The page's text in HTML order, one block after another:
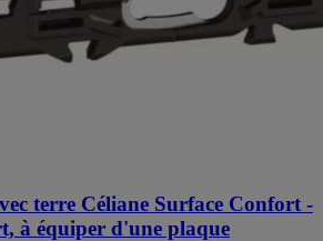
terre Céliane Surface Confort -
à équiper d'une plaque